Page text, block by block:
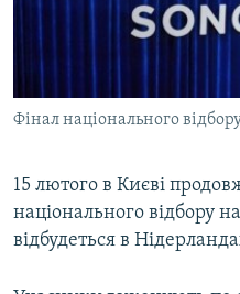
ВІДЕОУРОКИ «ELIFBE»
ІНФОГРАФІКА
ДОЛУЧАЙСЯ!
Усі сайти RFE/RL
Фінал національного
15 лютого в Києві
національного відбору
відбудеться в